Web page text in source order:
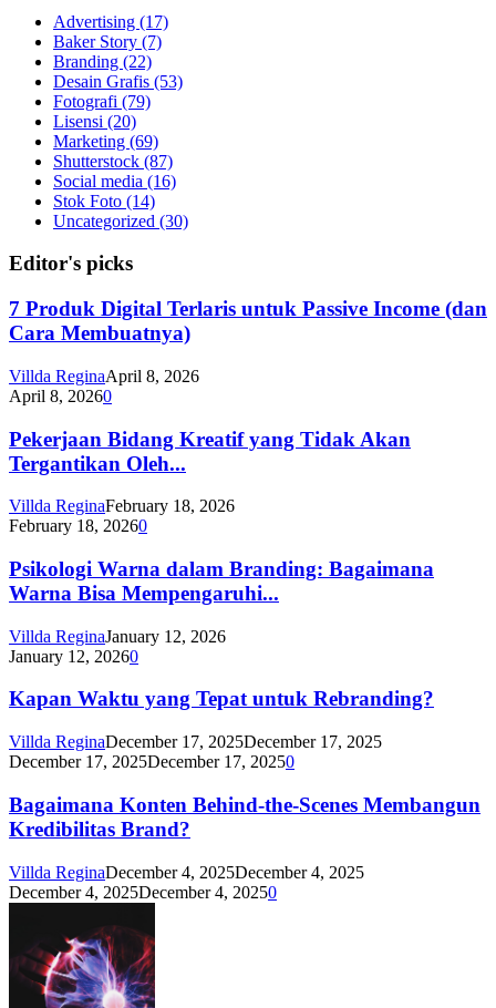
Advertising (17)
Baker Story (7)
Branding (22)
Desain Grafis (53)
Fotografi (79)
Lisensi (20)
Marketing (69)
Shutterstock (87)
Social media (16)
Stok Foto (14)
Uncategorized (30)
Editor's picks
7 Produk Digital Terlaris untuk Passive Income (dan
Cara Membuatnya)
Villda ReginaApril 8, 2026
April 8, 20260
Pekerjaan Bidang Kreatif yang Tidak Akan
Tergantikan Oleh...
Villda ReginaFebruary 18, 2026
February 18, 20260
Psikologi Warna dalam Branding: Bagaimana
Warna Bisa Mempengaruhi...
Villda ReginaJanuary 12, 2026
January 12, 20260
Kapan Waktu yang Tepat untuk Rebranding?
Villda ReginaDecember 17, 2025December 17, 2025
December 17, 2025December 17, 20250
Bagaimana Konten Behind-the-Scenes Membangun
Kredibilitas Brand?
Villda ReginaDecember 4, 2025December 4, 2025
December 4, 2025December 4, 20250